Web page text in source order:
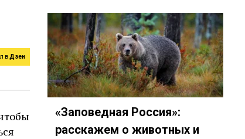
вДзен
«Заповедная Россия»:
расскажем о животных и